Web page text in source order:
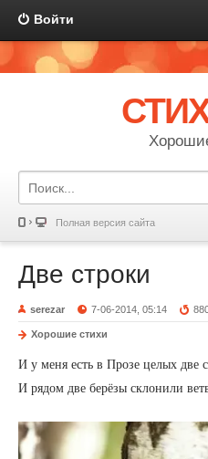
Войти
Полная версия сайта
Две строки
serezar 7-06-2014, 05:14
Хорошие стихи
И у меня есть в Прозе целых две
И рядом две берёзы склонили